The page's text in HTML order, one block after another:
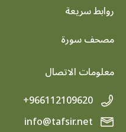
روابط سريعة
footer menu
مصحف سورة
معلومات الاتصال
+966112109620